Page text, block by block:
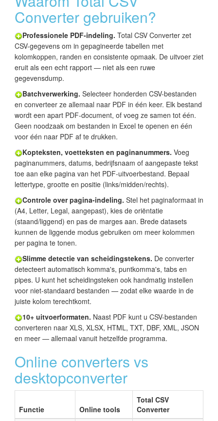
Converter gebruiken?
Professionele PDF-indeling. Total CSV Converter zet
CSV-gegevens om in gepagineerde tabellen met
kolomkoppen, randen en consistente opmaak. De uitvoer ziet
eruit als een echt rapport — niet als een ruwe
gegevensdump.
Batchverwerking. Selecteer honderden CSV-bestanden
en converteer ze allemaal naar PDF in één keer. Elk bestand
wordt een apart PDF-document, of voeg ze samen tot één.
Geen noodzaak om bestanden in Excel te openen en één
voor één naar PDF af te drukken.
Kopteksten, voetteksten en paginanummers. Voeg
paginanummers, datums, bedrijfsnaam of aangepaste tekst
toe aan elke pagina van het PDF-uitvoerbestand. Bepaal
lettertype, grootte en positie (links/midden/rechts).
Controle over pagina-indeling. Stel het paginaformaat in
(A4, Letter, Legal, aangepast), kies de oriëntatie
(staand/liggend) en pas de marges aan. Brede datasets
kunnen de liggende modus gebruiken om meer kolommen
per pagina te tonen.
Slimme detectie van scheidingstekens. De converter
detecteert automatisch komma's, puntkomma's, tabs en
pipes. U kunt het scheidingsteken ook handmatig instellen
voor niet-standaard bestanden — zodat elke waarde in de
juiste kolom terechtkomt.
10+ uitvoerformaten. Naast PDF kunt u CSV-bestanden
converteren naar XLS, XLSX, HTML, TXT, DBF, XML, JSON
en meer — allemaal vanuit hetzelfde programma.
Online converters vs
desktopconverter
Functie Online tools
Total CSV
Converter